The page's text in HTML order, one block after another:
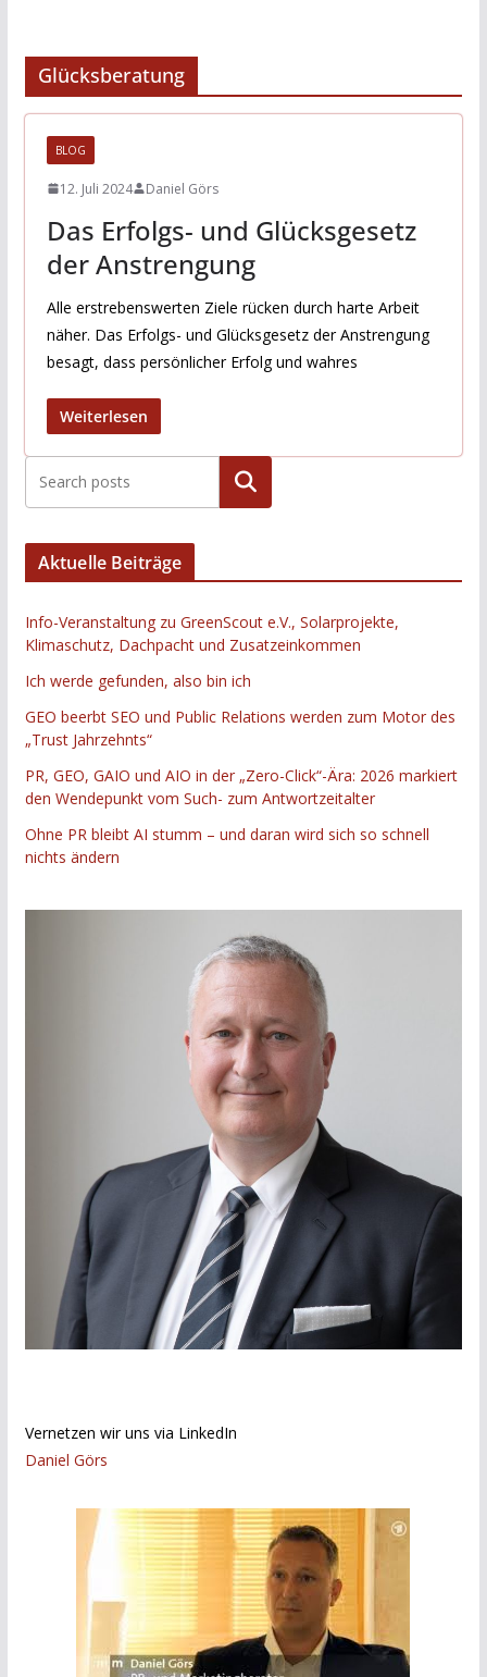
Glücksberatung
BLOG
12. Juli 2024 Daniel Görs
Das Erfolgs- und Glücksgesetz
der Anstrengung
Alle erstrebenswerten Ziele rücken durch harte Arbeit
näher. Das Erfolgs- und Glücksgesetz der Anstrengung
besagt, dass persönlicher Erfolg und wahres
Weiterlesen
Suchen
Aktuelle Beiträge
Info-Veranstaltung zu GreenScout e.V., Solarprojekte,
Klimaschutz, Dachpacht und Zusatzeinkommen
Ich werde gefunden, also bin ich
GEO beerbt SEO und Public Relations werden zum Motor des
„Trust Jahrzehnts“
PR, GEO, GAIO und AIO in der „Zero-Click“-Ära: 2026 markiert
den Wendepunkt vom Such- zum Antwortzeitalter
Ohne PR bleibt AI stumm – und daran wird sich so schnell
nichts ändern
Vernetzen wir uns via LinkedIn
Daniel Görs